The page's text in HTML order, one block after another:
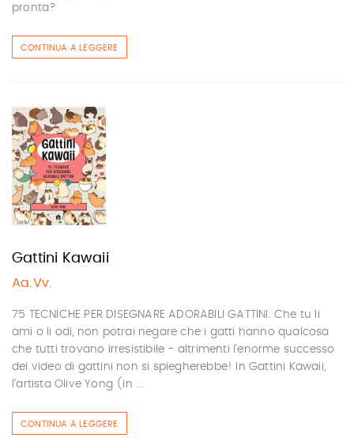
pronta?
CONTINUA A LEGGERE
Gattini Kawaii
Aa.Vv.
75 TECNICHE PER DISEGNARE ADORABILI GATTINI. Che tu li
ami o li odi, non potrai negare che i gatti hanno qualcosa
che tutti trovano irresistibile - altrimenti l’enorme successo
dei video di gattini non si spiegherebbe! In Gattini Kawaii,
l’artista Olive Yong (in ...
CONTINUA A LEGGERE